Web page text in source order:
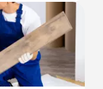
à
qui
semaines.